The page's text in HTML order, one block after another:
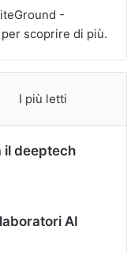
I più letti
il deeptech
AI